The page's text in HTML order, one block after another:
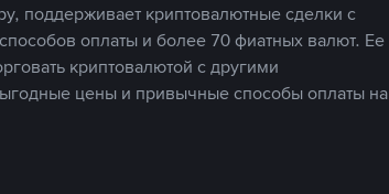
поддерживает криптовалютные сделки с
оплаты и более 70 фиатных валют. Ее
криптовалютой с другими
цены и привычные способы оплаты на